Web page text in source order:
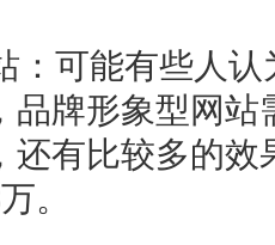
可能有些人认
品牌形象型网
还有比较多的
。